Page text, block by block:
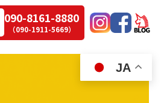
090-8161-8880
（090-1911-5669）
JA